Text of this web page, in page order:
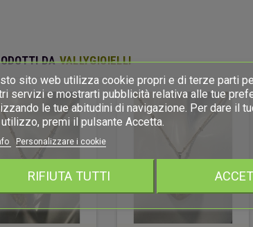
DA VALLYGIOIELLI
sito web utilizza cookie propri e di terze parti
servizi e mostrarti pubblicità relativa alle tue
le tue abitudini di navigazione. Per dare il
premi il pulsante Accetta.
Personalizzare i cookie
RIFIUTA TUTTI